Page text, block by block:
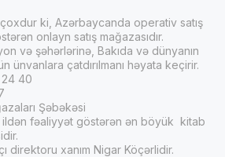
çoxdur ki, Azərbaycanda operativ satış
onlayn satış mağazasıdır.
və şəhərlərinə, Bakıda və dünyanın
ünvanlara çatdırılmanı həyata keçirir.
24 40
Şəbəkəsi
fəaliyyət göstərən ən böyük kitab
direktoru xanım Nigar Köçərlidir.